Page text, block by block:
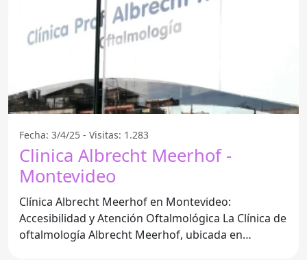
Fecha: 3/4/25 - Visitas: 1.283
Clinica Albrecht Meerhof -
Montevideo
Clínica Albrecht Meerhof en Montevideo:
Accesibilidad y Atención Oftalmológica La Clínica de
oftalmología Albrecht Meerhof, ubicada en